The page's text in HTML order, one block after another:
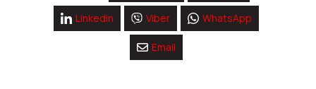
Linkedin Viber WhatsApp
Email